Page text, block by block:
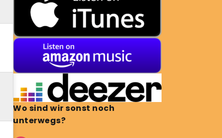
Wo sind wir sonst noch
unterwegs?